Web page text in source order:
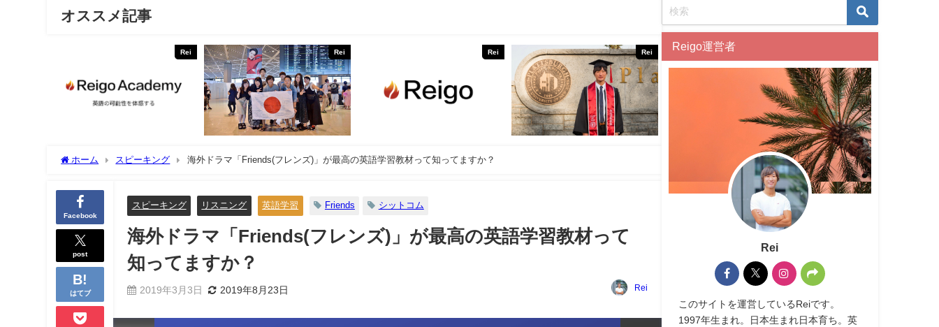
オススメ記事
Rei Rei Rei Rei
ホーム スピーキング 海外ドラマ「Friends(フレンズ)」が最高の英語学習教材って知ってますか？
Facebook
post
はてブ
スピーキング リスニング 英語学習 Friends シットコム
海外ドラマ「Friends(フレンズ)」が最高の英語学習教材って
知ってますか？
2019年3月3日 2019年8月23日 Rei
Reigo運営者
Rei
このサイトを運営しているReiです。
1997年生まれ。日本生まれ日本育ち。英